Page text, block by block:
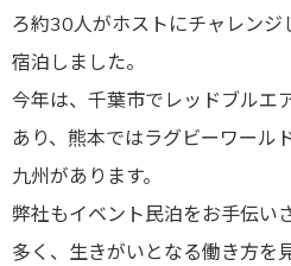
ろ約30人がホストにチャレン
宿泊しました。
今年は、千葉市でレッドブルエ
あり、熊本ではラグビーワール
九州があります。
弊社もイベント民泊をお手伝い
多く、生きがいとなる働き方を